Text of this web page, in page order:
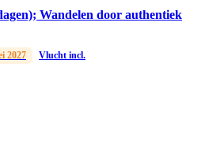
Wandelen door authentiek
2027 Vlucht incl.